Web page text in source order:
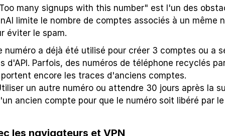
many signups with this number" est l'un des
limite le nombre de comptes associés à un même
éviter le spam.
numéro a déjà été utilisé pour créer 3 comptes ou a
d'API. Parfois, des numéros de téléphone recyclés
encore les traces d'anciens comptes.
un autre numéro ou attendre 30 jours après la
ancien compte pour que le numéro soit libéré par
les navigateurs et VPN